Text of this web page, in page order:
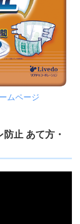
ムページ
止 あて方・